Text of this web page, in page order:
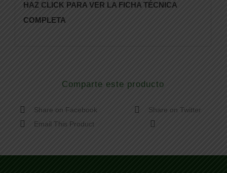
HAZ CLICK PARA VER LA FICHA TÉCNICA
COMPLETA
Comparte este producto
Share on Facebook
Share on Twitter
Email This Product